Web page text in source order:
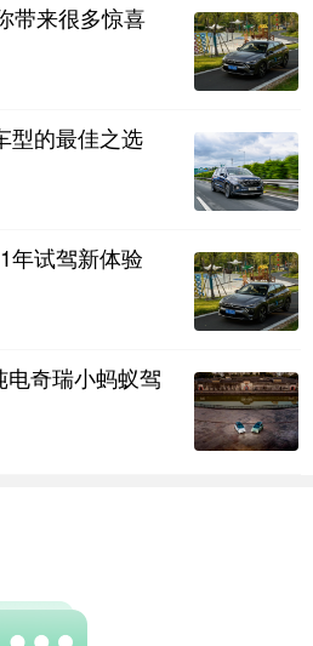
网上购买都可以，但是尽量
有保障。虽然燃油宝可以清
区里面低速行驶，又是缸内
那么最好是1.5万公里左右加
积碳时间越长，动力衰减，
启动不利。如果经常跑高
带来很多惊喜
型的最佳之选
年试驾新体验
奇瑞小蚂蚁驾